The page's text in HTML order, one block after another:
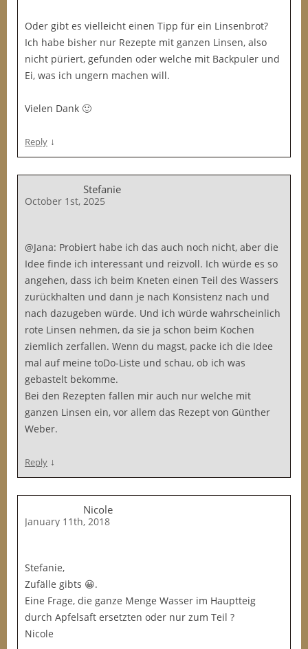
Oder gibt es vielleicht einen Tipp für ein Linsenbrot?
Ich habe bisher nur Rezepte mit ganzen Linsen, also
nicht püriert, gefunden oder welche mit Backpuler und
Ei, was ich ungern machen will.
Vielen Dank 🙂
Reply ↓
Stefanie
October 1st, 2025
@Jana: Probiert habe ich das auch noch nicht, aber die
Idee finde ich interessant und reizvoll. Ich würde es so
angehen, dass ich beim Kneten einen Teil des Wassers
zurückhalten und dann je nach Konsistenz nach und
nach dazugeben würde. Und ich würde wahrscheinlich
rote Linsen nehmen, da sie ja schon beim Kochen
ziemlich zerfallen. Wenn du magst, packe ich die Idee
mal auf meine toDo-Liste und schau, ob ich was
gebastelt bekomme.
Bei den Rezepten fallen mir auch nur welche mit
ganzen Linsen ein, vor allem das Rezept von Günther
Weber.
Reply ↓
Nicole
January 11th, 2018
Stefanie,
Zufälle gibts 😀.
Eine Frage, die ganze Menge Wasser im Hauptteig
durch Apfelsaft ersetzten oder nur zum Teil ?
Nicole